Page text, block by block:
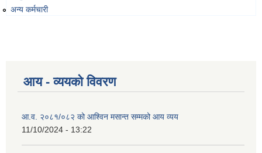
अन्य कर्मचारी
आय - व्ययको विवरण
आ.व. २०८१/०८२ को आश्विन मसान्त सम्मको आय व्यय
11/10/2024 - 13:22